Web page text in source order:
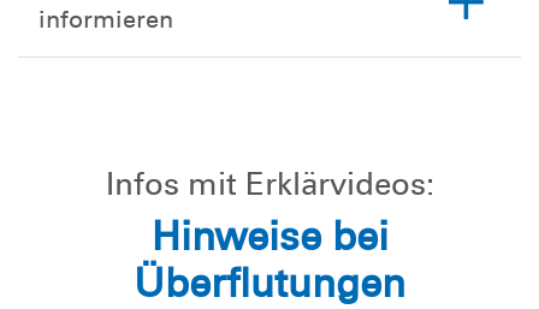
informieren
Infos mit Erklärvideos:
Hinweise bei
Überflutungen